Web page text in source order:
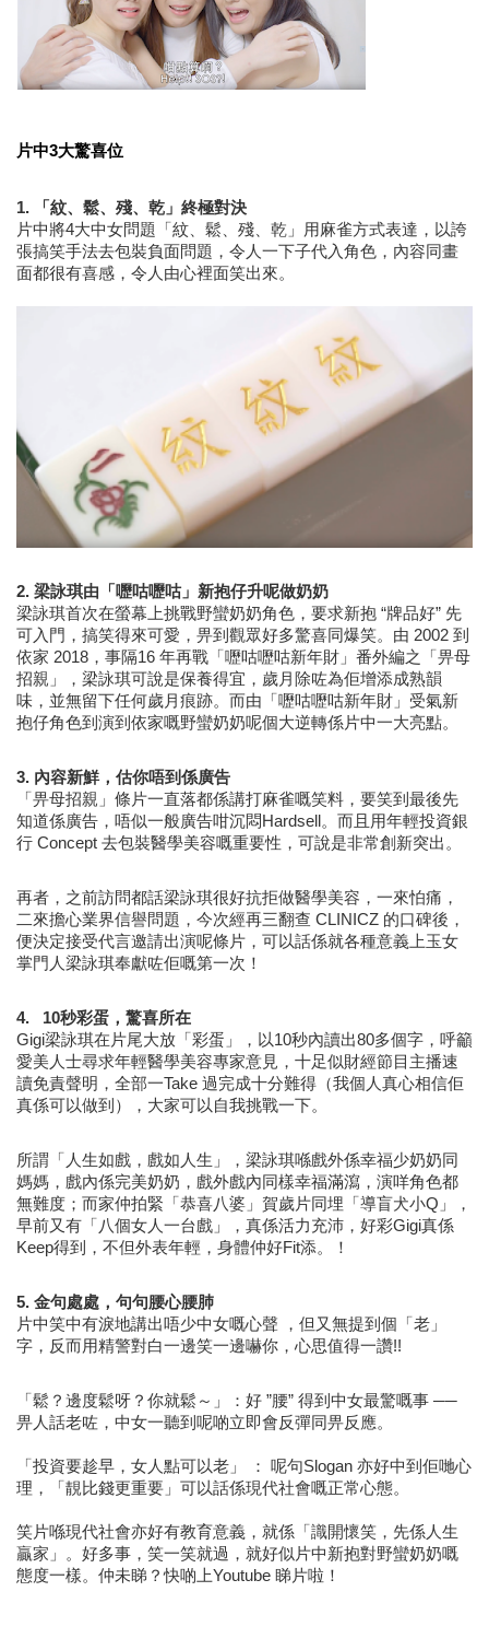
片中3大驚喜位
1.
「紋、鬆、殘、乾」終極對決
片中將4大中女問題「紋、鬆、殘、乾」用麻雀方式表達，以誇
張搞笑手法去包裝負面問題，令人一下子代入角色，內容同畫
面都很有喜感，令人由心裡面笑出來。
2. 梁詠琪由「嚦咕嚦咕」新抱仔升呢做奶奶
梁詠琪首次在螢幕上挑戰野蠻奶奶角色，要求新抱 “牌品好” 先
可入門，搞笑得來可愛，畀到觀眾好多驚喜同爆笑。由 2002 到
依家 2018，事隔16 年再戰「嚦咕嚦咕新年財」番外編之「畀母
招親」，梁詠琪可說是保養得宜，歲月除咗為佢增添成熟韻
味，並無留下任何歲月痕跡。而由「嚦咕嚦咕新年財」受氣新
抱仔角色到演到依家嘅野蠻奶奶呢個大逆轉係片中一大亮點。
3. 內容新鮮，估你唔到係廣告
「畀母招親」條片一直落都係講打麻雀嘅笑料，要笑到最後先
知道係廣告，唔似一般廣告咁沉悶Hardsell。而且用年輕投資銀
行 Concept 去包裝醫學美容嘅重要性，可說是非常創新突出。
再者，之前訪問都話梁詠琪很好抗拒做醫學美容，一來怕痛，
二來擔心業界信譽問題，今次經再三翻查 CLINICZ 的口碑後，
便決定接受代言邀請出演呢條片，可以話係就各種意義上玉女
掌門人梁詠琪奉獻咗佢嘅第一次！
4.   10秒彩蛋，驚喜所在
Gigi梁詠琪在片尾大放「彩蛋」，以10秒內讀出80多個字，呼籲
愛美人士尋求年輕醫學美容專家意見，十足似財經節目主播速
讀免責聲明，全部一Take 過完成十分難得（我個人真心相信佢
真係可以做到），大家可以自我挑戰一下。
所謂「人生如戲，戲如人生」，梁詠琪喺戲外係幸福少奶奶同
媽媽，戲內係完美奶奶，戲外戲內同樣幸福滿瀉，演咩角色都
無難度；而家仲拍緊「恭喜八婆」賀歲片同埋「導盲犬小Q」，
早前又有「八個女人一台戲」，真係活力充沛，好彩Gigi真係
Keep得到，不但外表年輕，身體仲好Fit添。！
5. 金句處處，句句腰心腰肺
片中笑中有淚地講出唔少中女嘅心聲 ，但又無提到個「老」
字，反而用精警對白一邊笑一邊嚇你，心思值得一讚!!
「鬆？邊度鬆呀？你就鬆～」：好 ”腰” 得到中女最驚嘅事 ──
畀人話老咗，中女一聽到呢啲立即會反彈同畀反應。
「投資要趁早，女人點可以老」 ： 呢句Slogan 亦好中到佢哋心
理，「靚比錢更重要」可以話係現代社會嘅正常心態。
笑片喺現代社會亦好有教育意義，就係「識開懷笑，先係人生
贏家」。好多事，笑一笑就過，就好似片中新抱對野蠻奶奶嘅
態度一樣。仲未睇？快啲上Youtube 睇片啦！